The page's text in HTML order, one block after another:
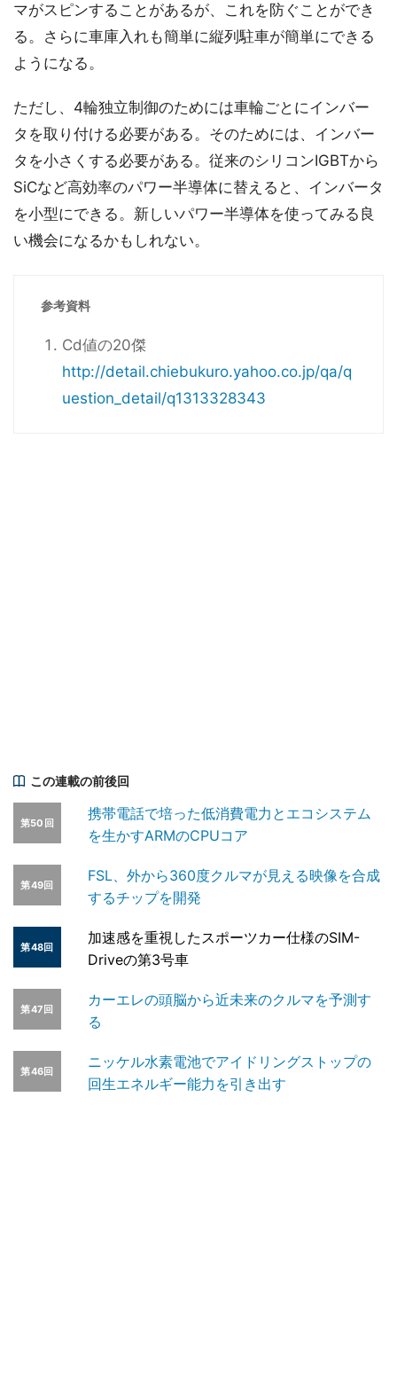
マがスピンすることがあるが、これを防ぐことができ
る。さらに車庫入れも簡単に縦列駐車が簡単にできる
ようになる。
ただし、4輪独立制御のためには車輪ごとにインバー
タを取り付ける必要がある。そのためには、インバー
タを小さくする必要がある。従来のシリコンIGBTから
SiCなど高効率のパワー半導体に替えると、インバータ
を小型にできる。新しいパワー半導体を使ってみる良
い機会になるかもしれない。
参考資料
Cd値の20傑
http://detail.chiebukuro.yahoo.co.jp/qa/q
uestion_detail/q1313328343
この連載の前後回
第50回
携帯電話で培った低消費電力とエコシステム
を生かすARMのCPUコア
第49回
FSL、外から360度クルマが見える映像を合成
するチップを開発
第48回
加速感を重視したスポーツカー仕様のSIM-
Driveの第3号車
第47回
カーエレの頭脳から近未来のクルマを予測す
る
第46回
ニッケル水素電池でアイドリングストップの
回生エネルギー能力を引き出す